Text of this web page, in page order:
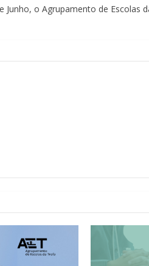
Junho, o Agrupamento de Escolas